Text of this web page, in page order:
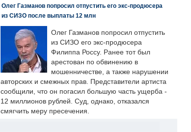
Олег Газманов попросил отпустить его экс-продюсера
из СИЗО после выплаты 12 млн
Олег Газманов попросил отпустить
из СИЗО его экс-продюсера
Филиппа Россу. Ранее тот был
арестован по обвинению в
мошенничестве, а также нарушении
авторских и смежных прав. Представители артиста
сообщили, что он погасил большую часть ущерба -
12 миллионов рублей. Суд, однако, отказался
смягчить меру пресечения.